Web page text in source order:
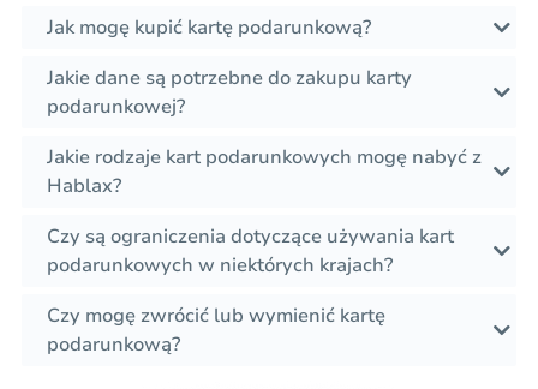
Jak mogę kupić kartę podarunkową?
Jakie dane są potrzebne do zakupu karty
podarunkowej?
Jakie rodzaje kart podarunkowych mogę nabyć z
Hablax?
Czy są ograniczenia dotyczące używania kart
podarunkowych w niektórych krajach?
Czy mogę zwrócić lub wymienić kartę
podarunkową?